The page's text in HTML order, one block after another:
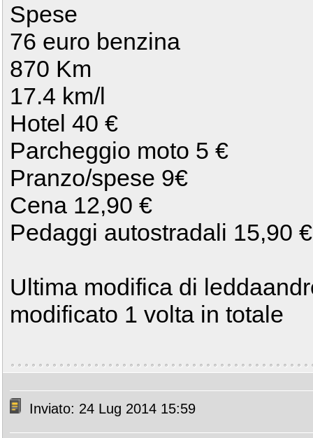
Spese
76 euro benzina
870 Km
17.4 km/l
Hotel 40 €
Parcheggio moto 5 €
Pranzo/spese 9€
Cena 12,90 €
Pedaggi autostradali 15,90 €
Ultima modifica di
modificato 1 volta in totale
Inviato: 24 Lug 2014 15:59